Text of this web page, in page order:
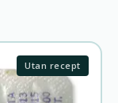
Utan recept